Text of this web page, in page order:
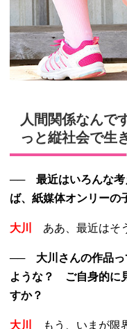
人間関係なんで
っと縦社会で生
── 最近はいろんな考
ば、紙媒体オンリーの
大川 ああ、最近はそ
── 大川さんの作品っ
ような？ ご自身的に
すか？
大川 もう、いまが限